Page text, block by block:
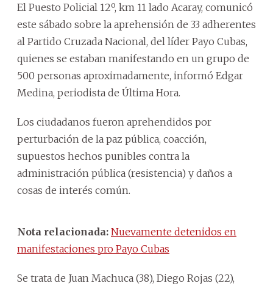
El Puesto Policial 12º, km 11 lado Acaray, comunicó
este sábado sobre la aprehensión de 33 adherentes
al Partido Cruzada Nacional, del líder Payo Cubas,
quienes se estaban manifestando en un grupo de
500 personas aproximadamente, informó Edgar
Medina, periodista de Última Hora.
Los ciudadanos fueron aprehendidos por
perturbación de la paz pública, coacción,
supuestos hechos punibles contra la
administración pública (resistencia) y daños a
cosas de interés común.
Nota relacionada: Nuevamente detenidos en
manifestaciones pro Payo Cubas
Se trata de Juan Machuca (38), Diego Rojas (22),